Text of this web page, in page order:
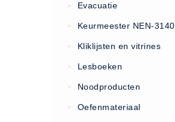
Algemene Voorwaarden
Vacatures
> Evacuatie
> Keurmeester NEN-3140
> Kliklijsten en vitrines
> Lesboeken
> Noodproducten
> Oefenmateriaal